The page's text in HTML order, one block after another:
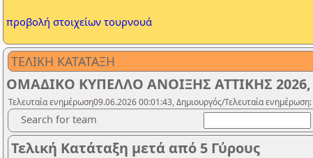
προβολή στοιχείων τουρνουά
ΤΕΛΙΚΗ ΚΑΤΑΤΑΞΗ
ΟΜΑΔΙΚΟ ΚΥΠΕΛΛΟ ΑΝΟΙΞΗΣ ΑΤΤΙΚΗΣ
Τελευταία ενημέρωση09.06.2026 00:01:43, Δημιουργός/Τελευταία
Search for team
Τελική Κατάταξη μετά από 5 Γύρους